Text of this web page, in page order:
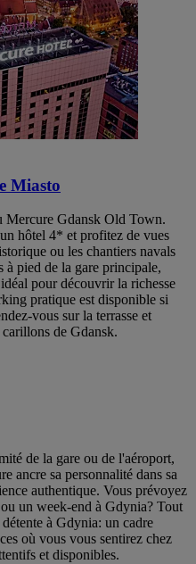
Miasto
Mercure Gdansk Old Town.
hôtel 4* et profitez de vues
ou les chantiers navals
à pied de la gare principale,
pour découvrir la richesse
pratique est disponible si
vous sur la terrasse et
de Gdansk.
de la gare ou de l'aéroport,
ancre sa personnalité dans sa
authentique. Vous prévoyez
un week-end à Gdynia? Tout
à Gdynia: un cadre
où vous vous sentirez chez
et disponibles.